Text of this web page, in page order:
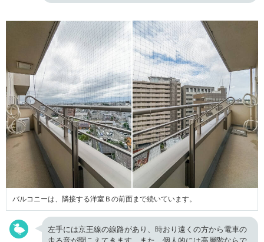
バルコニーは、隣接する洋室Ｂの前面まで続いています。
左手には京王線の線路があり、時おり遠くの方から電車の